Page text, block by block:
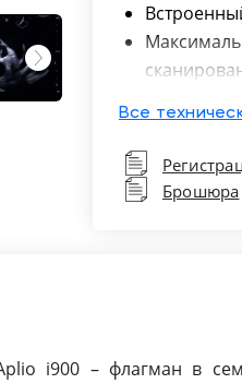
Матричные
Матричные
Все
Брошюра
i900 – флагман в